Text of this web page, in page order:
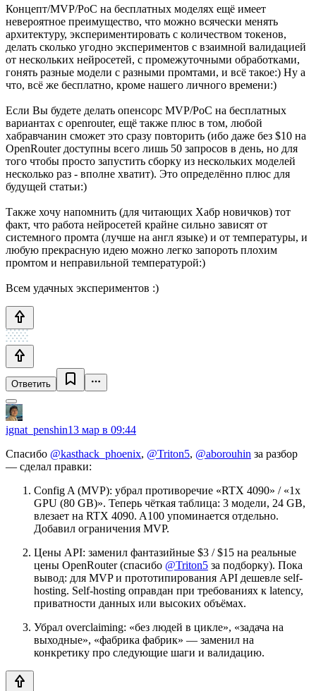
Концепт/MVP/PoC на бесплатных моделях ещё имеет
невероятное преимущество, что можно всячески менять
архитектуру, экспериментировать с количеством токенов,
делать сколько угодно экспериментов с взаимной валидацией
от нескольких нейросетей, с промежуточными обработками,
гонять разные модели с разными промтами, и всё такое:) Ну а
что, всё же бесплатно, кроме нашего личного времени:)
Если Вы будете делать опенсорс MVP/PoC на бесплатных
вариантах с openrouter, ещё также плюс в том, любой
хабравчанин сможет это сразу повторить (ибо даже без $10 на
OpenRouter доступны всего лишь 50 запросов в день, но для
того чтобы просто запустить сборку из нескольких моделей
несколько раз - вполне хватит). Это определённо плюс для
будущей статьи:)
Также хочу напомнить (для читающих Хабр новичков) тот
факт, что работа нейросетей крайне сильно зависят от
системного промта (лучше на англ языке) и от температуры, и
любую прекрасную идею можно легко запороть плохим
промтом и неправильной температурой:)
Всем удачных экспериментов :)
Ответить
ignat_penshin13 мар в 09:44
Спасибо @kasthack_phoenix, @Triton5, @aborouhin за разбор
— сделал правки:
Config A (MVP): убрал противоречие «RTX 4090» / «1x
GPU (80 GB)». Теперь чёткая таблица: 3 модели, 24 GB,
влезает на RTX 4090. A100 упоминается отдельно.
Добавил ограничения MVP.
Цены API: заменил фантазийные $3 / $15 на реальные
цены OpenRouter (спасибо @Triton5 за подборку). Пока
вывод: для MVP и прототипирования API дешевле self-
hosting. Self-hosting оправдан при требованиях к latency,
приватности данных или высоких объёмах.
Убрал overclaiming: «без людей в цикле», «задача на
выходные», «фабрика фабрик» — заменил на
конкретику про следующие шаги и валидацию.